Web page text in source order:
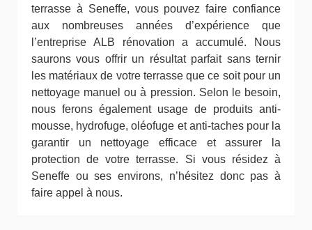
terrasse à Seneffe, vous pouvez faire confiance
aux nombreuses années d’expérience que
l’entreprise ALB rénovation a accumulé. Nous
saurons vous offrir un résultat parfait sans ternir
les matériaux de votre terrasse que ce soit pour un
nettoyage manuel ou à pression. Selon le besoin,
nous ferons également usage de produits anti-
mousse, hydrofuge, oléofuge et anti-taches pour la
garantir un nettoyage efficace et assurer la
protection de votre terrasse. Si vous résidez à
Seneffe ou ses environs, n’hésitez donc pas à
faire appel à nous.